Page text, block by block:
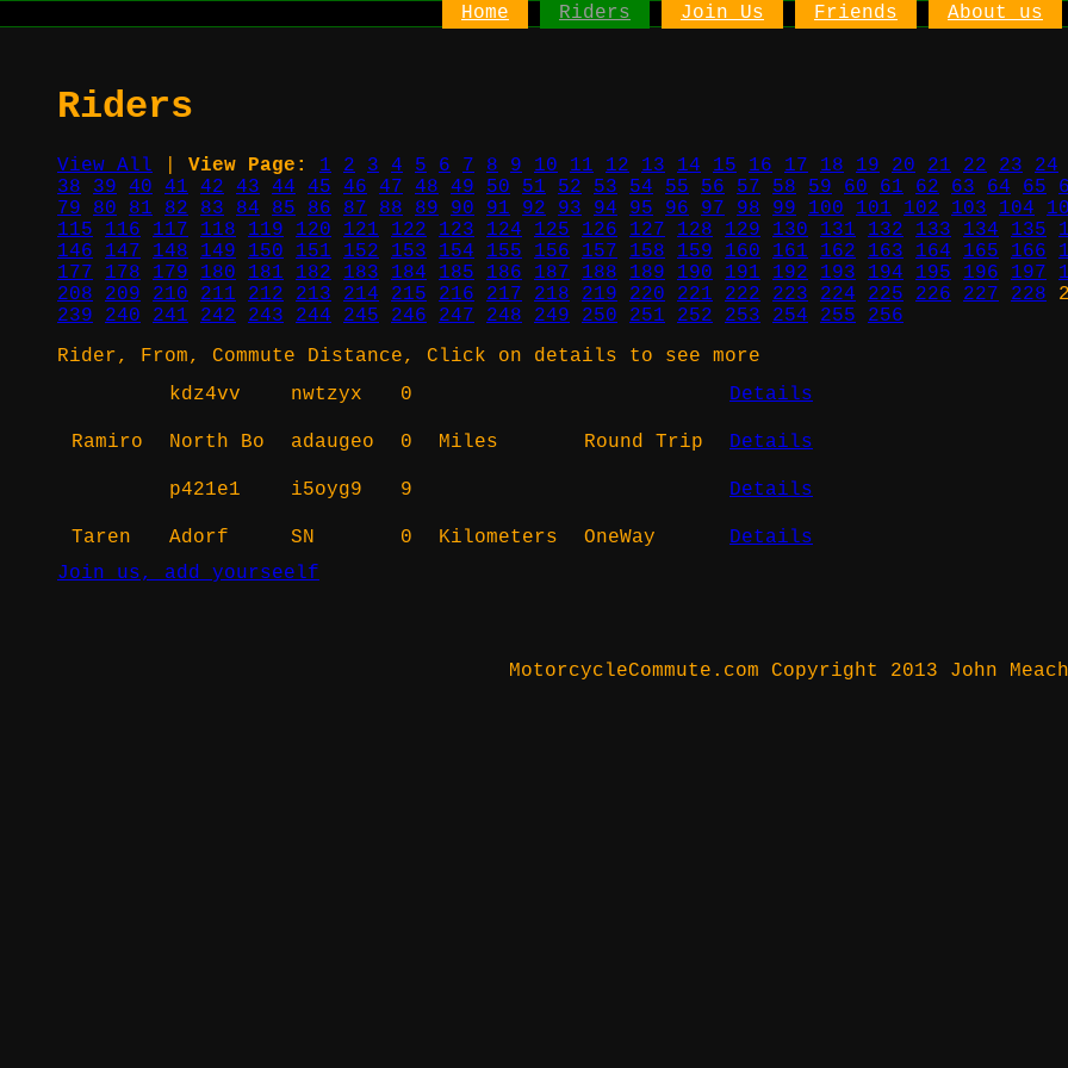
Home Riders Join Us Friends About us
Riders
View All View Page: 1 2 3 4 5 6 7 8 9 10 11 12 13 14 15 16 17 18 19 20 21 22 23
24
38
39 40 41 42 43 44 45 46 47 48 49 50 51 52 53 54 55 56 57 58 59 60 61 62 63 64 65
79
80 81 82 83 84 85 86 87 88 89 90 91 92 93 94 95 96 97 98 99 100 101 102 103 104
115
116 117 118 119 120 121 122 123 124 125 126 127 128 129 130 131 132 133 134 135
146
147 148 149 150 151 152 153 154 155 156 157 158 159 160 161 162 163 164 165 166
177
178 179 180 181 182 183 184 185 186 187 188 189 190 191 192 193 194 195 196 197
208
209 210 211 212 213 214 215 216 217 218 219 220 221 222 223 224 225 226 227 228
239
240 241 242 243 244 245 246 247 248 249 250 251 252 253 254 255
256
Rider, From, Commute Distance, Click on details to see more
kdz4vv
nwtzyx 0 Details
Ramiro North Bo adaugeo 0 Miles Round Trip Details
p421e1 i5oyg9 9 Details
Taren Adorf SN 0 Kilometers OneWay
Details
Join us, add yourseelf
MotorcycleCommute.com Copyright 2013 John